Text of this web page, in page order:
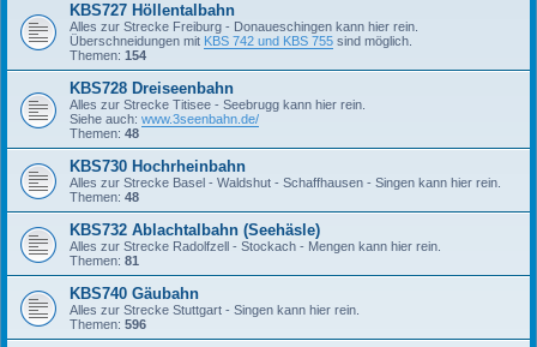
KBS727 Höllentalbahn
Alles zur Strecke Freiburg - Donaueschingen kann hier rein.
Überschneidungen mit KBS 742 und KBS 755 sind möglich.
Themen: 154
KBS728 Dreiseenbahn
Alles zur Strecke Titisee - Seebrugg kann hier rein.
Siehe auch: www.3seenbahn.de/
Themen: 48
KBS730 Hochrheinbahn
Alles zur Strecke Basel - Waldshut - Schaffhausen - Singen kann hier rein.
Themen: 48
KBS732 Ablachtalbahn (Seehäsle)
Alles zur Strecke Radolfzell - Stockach - Mengen kann hier rein.
Themen: 81
KBS740 Gäubahn
Alles zur Strecke Stuttgart - Singen kann hier rein.
Themen: 596